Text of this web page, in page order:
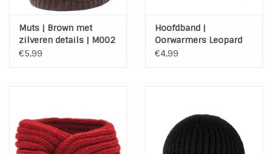
Muts | Brown met
zilveren details | M002
€5,99
Hoofdband |
Oorwarmers Leopard
Dark Brown | M015
€4,99